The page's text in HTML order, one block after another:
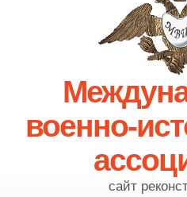
военно-
сайт